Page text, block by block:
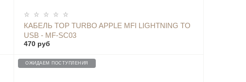
КАБЕЛЬ TOP TURBO APPLE MFI LIGHTNING TO
USB - MF-SC03
470 руб
ОПОВЕСТИТЬ
ОЖИДАЕМ ПОСТУПЛЕНИЯ